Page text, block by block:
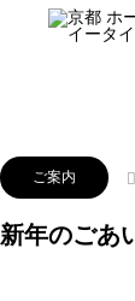
お知らせ
ご案内
新年のごあ